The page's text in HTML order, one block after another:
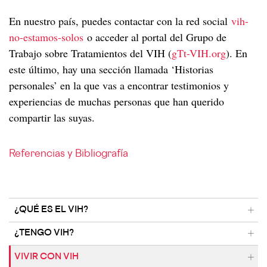
¿QUÉ ES EL VIH?
VIH, una historia de 40 años
Datos en el mundo
Mitos y realidades sobre el VIH
¿TENGO VIH?
Cómo se transmite el VIH
VIVIR CON VIH
En nuestro país, puedes contactar con la red social vih-
no-estamos-solos o acceder al portal del Grupo de
Trabajo sobre Tratamientos del VIH (gTt-VIH.org). En
este último, hay una sección llamada ‘Historias
personales’ en la que vas a encontrar testimonios y
experiencias de muchas personas que han querido
compartir las suyas.
Referencias y Bibliografía